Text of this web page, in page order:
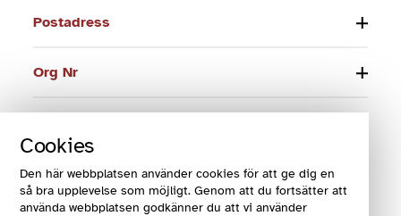
Cookies
Den här webbplatsen använder cookies för att ge dig en
så bra upplevelse som möjligt. Genom att du fortsätter att
använda webbplatsen godkänner du att vi använder
Postadress
Org Nr
E-post